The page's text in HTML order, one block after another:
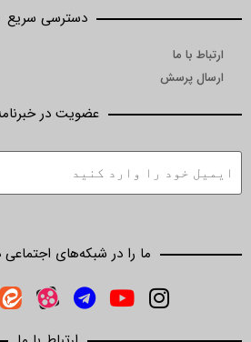
دسترسی سریع
عضویت در خبرنامه
ما را در شبکه‌های اجتماعی دنبال کنید